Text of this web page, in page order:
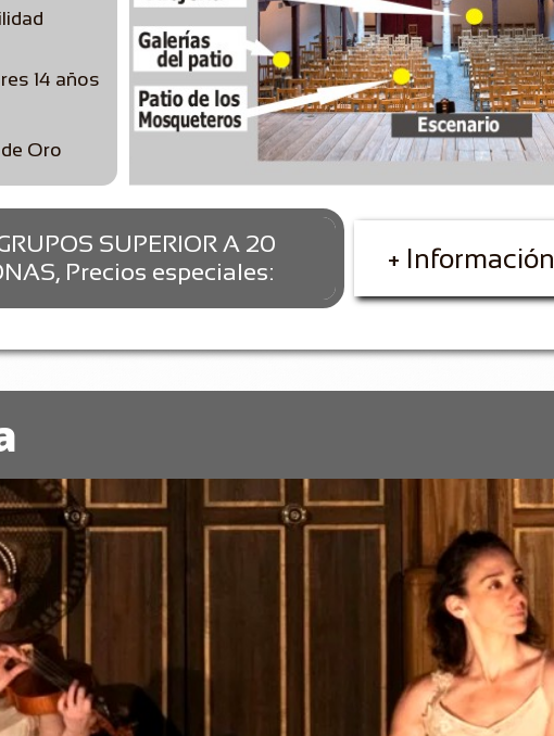
14 años
Oro
SUPERIOR A 20
Precios especiales:
+ Información